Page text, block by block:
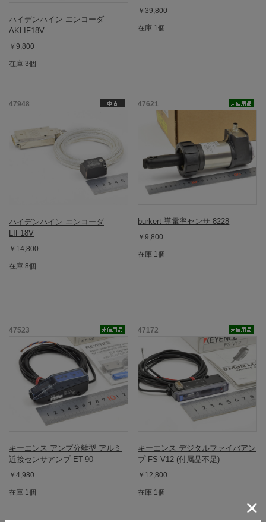
ハイデンハイン エンコーダ
AKLIF18V
￥9,800
在庫 3個
￥39,800
在庫 1個
47948
ハイデンハイン エンコーダ
LIF18V
￥14,800
在庫 8個
47621
burkert 導電率センサ 8228
￥9,800
在庫 1個
47523
キーエンス アンプ分離型 アルミ
近接センサアンプ ET-90
￥4,980
在庫 1個
47172
キーエンス デジタルファイバアン
プ FS-V12 (付属品不足)
￥12,800
在庫 1個